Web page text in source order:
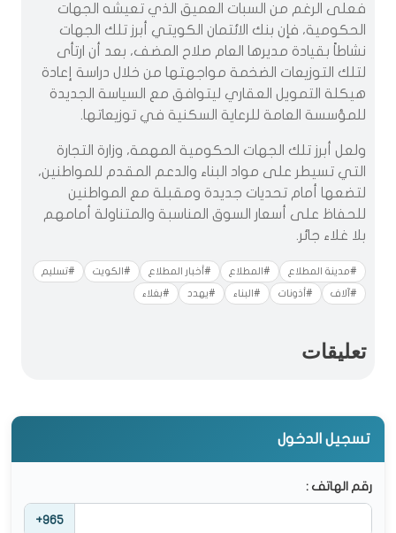
فعلى الرغم من السبات العميق الذي تعيشه الجهات
الحكومية، فإن بنك الائتمان الكويتي أبرز تلك الجهات
نشاطاً بقيادة مديرها العام صلاح المضف، بعد أن ارتأى
لتلك التوزيعات الضخمة مواجهتها من خلال دراسة إعادة
هيكلة التمويل العقاري ليتوافق مع السياسة الجديدة
للمؤسسة العامة للرعاية السكنية في توزيعاتها.
ولعل أبرز تلك الجهات الحكومية المهمة، وزارة التجارة
التي تسيطر على مواد البناء والدعم المقدم للمواطنين،
لتضعها أمام تحديات جديدة ومقبلة مع المواطنين
للحفاظ على أسعار السوق المناسبة والمتناولة أمامهم
بلا غلاء جائر.
#مدينة المطلاع #المطلاع #أخبار المطلاع #الكويت #تسليم
#آلاف #أذونات #البناء #يهدد #بغلاء
تعليقات
تسجيل الدخول
رقم الهاتف :
+965